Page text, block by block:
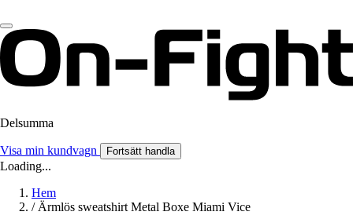
Delsumma
Visa min kundvagn Fortsätt handla
Loading...
Hem
/ Ärmlös sweatshirt Metal Boxe Miami Vice